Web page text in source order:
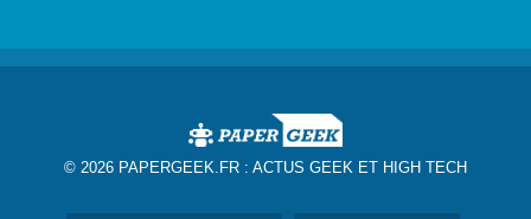
© 2026 PAPERGEEK.FR : ACTUS GEEK ET HIGH TECH